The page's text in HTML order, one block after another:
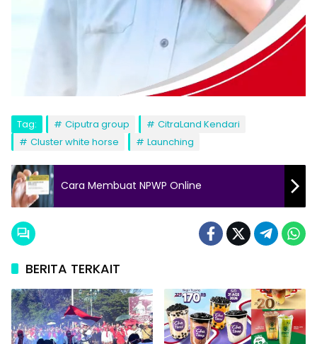
Tag: Ciputra group
CitraLand Kendari
Cluster white horse
Launching
Cara Membuat NPWP Online
BERITA TERKAIT